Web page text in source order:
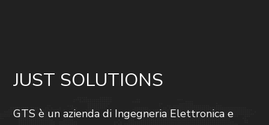
JUST SOLUTIONS
GTS è un azienda di Ingegneria Elettronica e